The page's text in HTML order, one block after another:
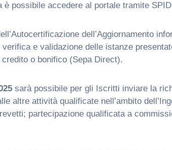
possibile accedere al portale tramite
dell’Aggiornamento
e validazione delle istanze
o bonifico (Sepa Direct).
sarà possibile per gli Iscritti inviare la
altre attività qualificate nell’ambito
partecipazione qualificata a